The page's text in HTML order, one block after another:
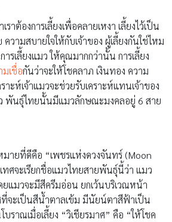
ราต้องการเลี้ยงเพื่อคลายเหงา เลี้ยงไว้เป็น
วามสบายใจให้กับเจ้าของ ผู้เลี้ยงกันใช่ไหม
รเลี้ยงแมว ให้คุณมากกว่านั้น การเลี้ยง
มเชื่อกันว่าจะให้โชคลาภ เงินทอง ความ
าะห์เจ้าแมวจะช่วยรับเคราะห์แทนเจ้าของ
พันธุ์ไทยนั้นมีแมวลักษณะมงคลอยู่ 6 สาย
มายที่ดีคือ “เพชรแห่งดวงจันทร์ (Moon
ทศจะเรียกชื่อแมวไทยสายพันธุ์นี้ว่า แมว
ยแมวจะมีสีครีมอ่อน ยกเว้นบริเวณหน้า
ที่จะเป็นสีน้ำตาลเข้ม มีนัยน์ตาสีฟ้าเป็น
ราณเมื่อเลี้ยง “วิเชียรมาศ” คือ “ให้โชค